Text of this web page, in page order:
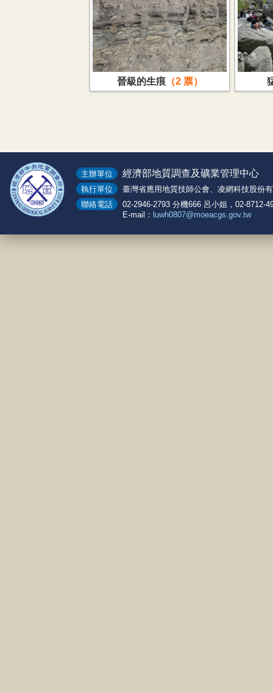
晉級的生痕 2
主辦單位 經濟部地質調查及礦業管理中心
執行單位
臺灣省應用地質技師公會、凌網科技股份
聯絡電話
02-2946-2793 分機666 呂小姐，02-8712-
E-mail： luwh0807@moeacgs.gov.tw